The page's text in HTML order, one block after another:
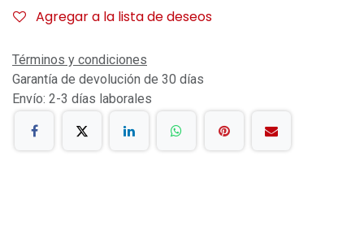
Agregar a la lista de deseos
Términos y condiciones
Garantía de devolución de 30 días
Envío: 2-3 días laborales